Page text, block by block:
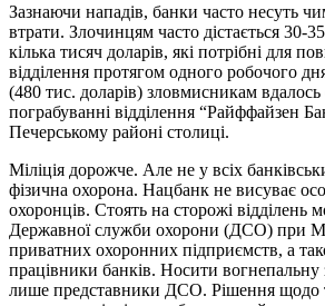
Зазнаючи нападів, банки часто несуть
втрати. Злочинцям часто дістається 30-
кілька тисяч доларів, які потрібні для
відділення протягом одного робочого
(480 тис. доларів) зловмисникам
пограбуванні відділення “Райффайзен
Печерському районі столиці.
Міліція дорожче. Але не у всіх
фізична охорона. Нацбанк не висуває
охоронців. Стоять на сторожі відділень
Державної служби охорони (ДСО) при
приватних охоронних підприємств, а
працівники банків. Носити
лише представники ДСО. Рішення щодо